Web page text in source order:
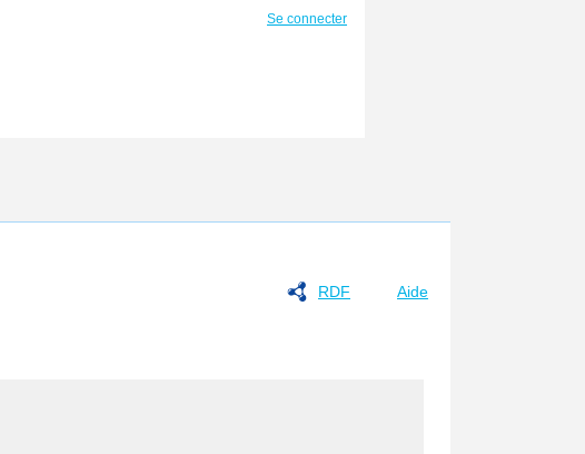
RDF Aide
Se connecter